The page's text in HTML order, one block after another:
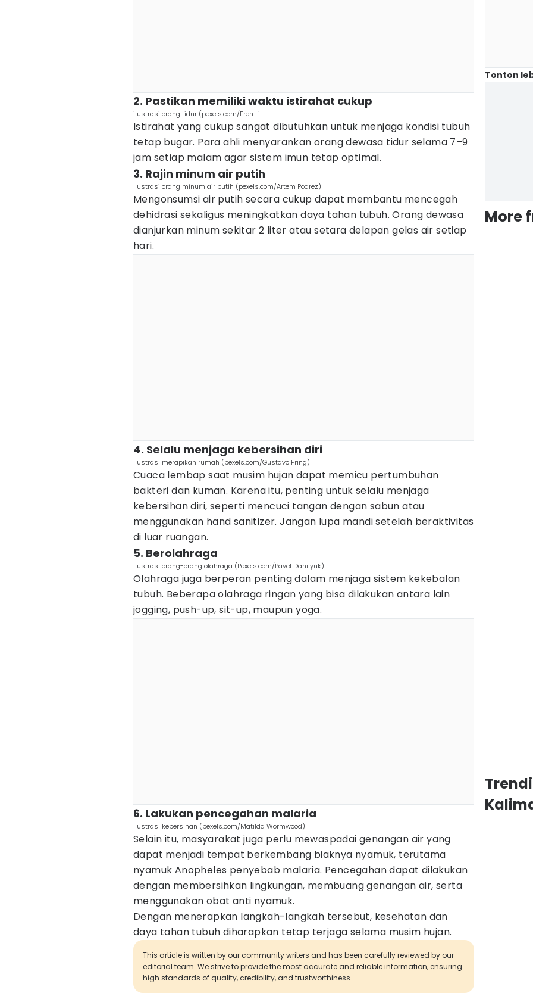
2. Pastikan memiliki waktu istirahat cukup
ilustrasi orang tidur (pexels.com/Eren Li
Istirahat yang cukup sangat dibutuhkan untuk menjaga kondisi tubuh
tetap bugar. Para ahli menyarankan orang dewasa tidur selama 7–9
jam setiap malam agar sistem imun tetap optimal.
3. Rajin minum air putih
Ilustrasi orang minum air putih (pexels.com/Artem Podrez)
Mengonsumsi air putih secara cukup dapat membantu mencegah
dehidrasi sekaligus meningkatkan daya tahan tubuh. Orang dewasa
dianjurkan minum sekitar 2 liter atau setara delapan gelas air setiap
hari.
4. Selalu menjaga kebersihan diri
ilustrasi merapikan rumah (pexels.com/Gustavo Fring)
Cuaca lembap saat musim hujan dapat memicu pertumbuhan
bakteri dan kuman. Karena itu, penting untuk selalu menjaga
kebersihan diri, seperti mencuci tangan dengan sabun atau
menggunakan hand sanitizer. Jangan lupa mandi setelah beraktivitas
di luar ruangan.
5. Berolahraga
ilustrasi orang-orang olahraga (Pexels.com/Pavel Danilyuk)
Olahraga juga berperan penting dalam menjaga sistem kekebalan
tubuh. Beberapa olahraga ringan yang bisa dilakukan antara lain
jogging, push-up, sit-up, maupun yoga.
6. Lakukan pencegahan malaria
Ilustrasi kebersihan (pexels.com/Matilda Wormwood)
Selain itu, masyarakat juga perlu mewaspadai genangan air yang
dapat menjadi tempat berkembang biaknya nyamuk, terutama
nyamuk Anopheles penyebab malaria. Pencegahan dapat dilakukan
dengan membersihkan lingkungan, membuang genangan air, serta
menggunakan obat anti nyamuk.
Dengan menerapkan langkah-langkah tersebut, kesehatan dan
daya tahan tubuh diharapkan tetap terjaga selama musim hujan.
This article is written by our community writers and has been carefully reviewed by our
editorial team. We strive to provide the most accurate and reliable information, ensuring
high standards of quality, credibility, and trustworthiness.
Tonton
More